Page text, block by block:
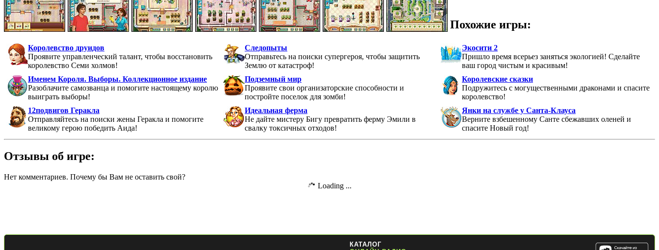
Похожие игры:
Королевство друидов
Проявите управленческий талант, чтобы восстановить
королевство Семи холмов!
Следопыты
Отправьтесь на поиски супергероя, чтобы защитить
Землю от катастроф!
Экосити 2
Пришло время всерьез заняться экологией! Сделайте
ваш город чистым и красивым!
Именем Короля. Выборы. Коллекционное издание
Разоблачите самозванца и помогите настоящему королю
выиграть выборы!
Подземный мир
Проявите свои организаторские способности и
постройте поселок для зомби!
Королевские сказки
Подружитесь с могущественными драконами и спасите
королевство!
12подвигов Геракла
Отправляйтесь на поиски жены Геракла и помогите
великому герою победить Аида!
Идеальная ферма
Не дайте мистеру Бигу превратить ферму Эмили в
свалку токсичных отходов!
Янки на службе у Санта-Клауса
Верните взбешенному Санте сбежавших оленей и
спасите Новый год!
Отзывы об игре:
Нет комментариев. Почему бы Вам не оставить свой?
Loading ...
КАТАЛОГ